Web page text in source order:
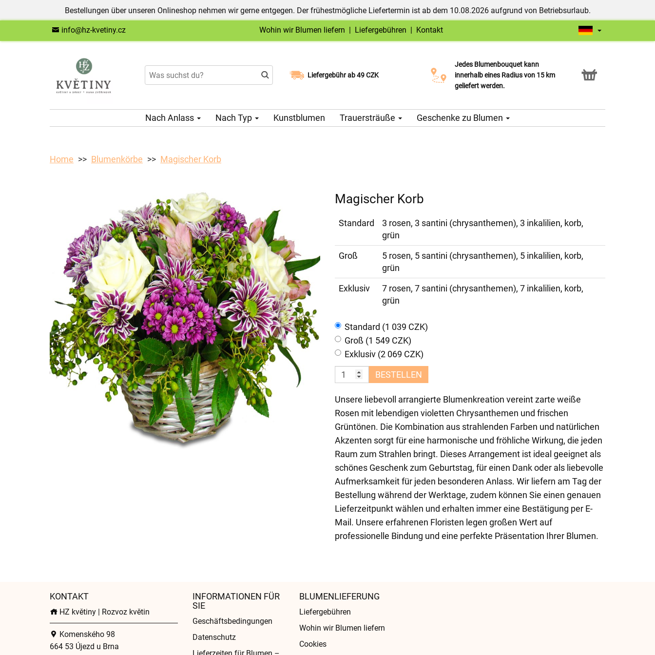
Bestellungen über unseren Onlineshop nehmen wir gerne entgegen. Der frühestmögliche Liefertermin ist ab dem 10.08.2026 aufgrund von Betriebsurlaub.
info@hz-kvetiny.cz Wohin wir Blumen liefern | Liefergebühren | Kontakt
Liefergebühr ab 49 CZK
Wählen Sie Ihr Lieferdatum
Jedes Blumenbouquet kann
innerhalb eines Radius von 15 km
geliefert werden.
Click & Collect Service
Nach Anlass Nach Typ Kunstblumen Trauersträuße Geschenke zu Blumen
Home Blumenkörbe Magischer Korb
Magischer Korb
Standard
3 rosen, 3 santini (chrysanthemen), 3 inkalilien, korb,
grün
Groß
5 rosen, 5 santini (chrysanthemen), 5 inkalilien, korb,
grün
Exklusiv
7 rosen, 7 santini (chrysanthemen), 7 inkalilien, korb,
grün
Standard (1 039 CZK)
Groß (1 549 CZK)
Exklusiv (2 069 CZK)
BESTELLEN
Unsere liebevoll arrangierte Blumenkreation vereint zarte weiße
Rosen mit lebendigen violetten Chrysanthemen und frischen
Grüntönen. Die Kombination aus strahlenden Farben und natürlichen
Akzenten sorgt für eine harmonische und fröhliche Wirkung, die jeden
Raum zum Strahlen bringt. Dieses Arrangement ist ideal geeignet als
schönes Geschenk zum Geburtstag, für einen Dank oder als liebevolle
Aufmerksamkeit für jeden besonderen Anlass. Wir liefern am Tag der
Bestellung während der Werktage, zudem können Sie einen genauen
Lieferzeitpunkt wählen und erhalten immer eine Bestätigung per E-
Mail. Unsere erfahrenen Floristen legen großen Wert auf
professionelle Bindung und eine perfekte Präsentation Ihrer Blumen.
KONTAKT
HZ květiny | Rozvoz květin
Komenského 98
664 53 Újezd u Brna
INFORMATIONEN FÜR
SIE
Geschäftsbedingungen
Datenschutz
BLUMENLIEFERUNG
Liefergebühren
Wohin wir Blumen liefern
Cookies